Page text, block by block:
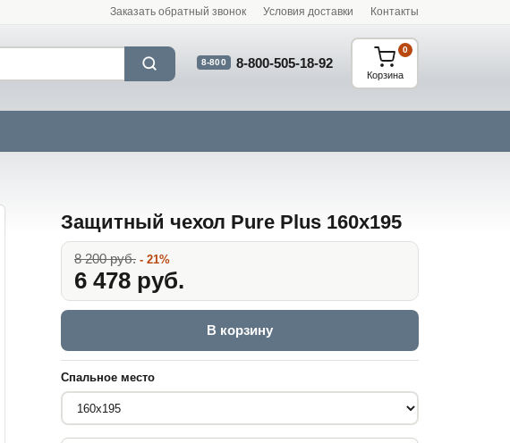
Заказать обратный звонок Условия доставки Контакты
8-800 8-800-505-18-92
Корзина
0
Защитный чехол Pure Plus 160x195
8 200 руб. - 21%
6 478 руб.
В корзину
Спальное место